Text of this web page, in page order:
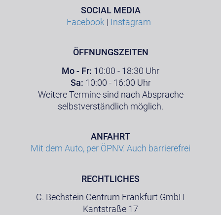
SOCIAL MEDIA
Facebook | Instagram
ÖFFNUNGSZEITEN
Mo - Fr: 10:00 - 18:30 Uhr
Sa: 10:00 - 16:00 Uhr
Weitere Termine sind nach Absprache
selbstverständlich möglich.
ANFAHRT
Mit dem Auto, per ÖPNV. Auch barrierefrei
RECHTLICHES
C. Bechstein Centrum Frankfurt GmbH
Kantstraße 17